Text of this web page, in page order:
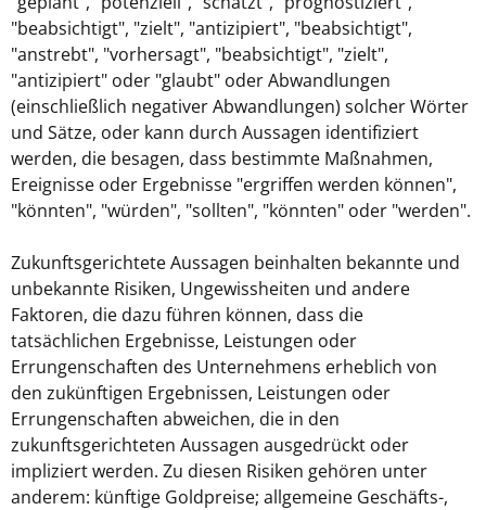
"beabsichtigt", "zielt", "antizipiert", "beabsichtigt",
"anstrebt", "vorhersagt", "beabsichtigt", "zielt",
"antizipiert" oder "glaubt" oder Abwandlungen
(einschließlich negativer Abwandlungen) solcher Wörter
und Sätze, oder kann durch Aussagen identifiziert
werden, die besagen, dass bestimmte Maßnahmen,
Ereignisse oder Ergebnisse "ergriffen werden können",
"könnten", "würden", "sollten", "könnten" oder "werden".
Zukunftsgerichtete Aussagen beinhalten bekannte und
unbekannte Risiken, Ungewissheiten und andere
Faktoren, die dazu führen können, dass die
tatsächlichen Ergebnisse, Leistungen oder
Errungenschaften des Unternehmens erheblich von
den zukünftigen Ergebnissen, Leistungen oder
Errungenschaften abweichen, die in den
zukunftsgerichteten Aussagen ausgedrückt oder
impliziert werden. Zu diesen Risiken gehören unter
anderem: künftige Goldpreise; allgemeine Geschäfts-,